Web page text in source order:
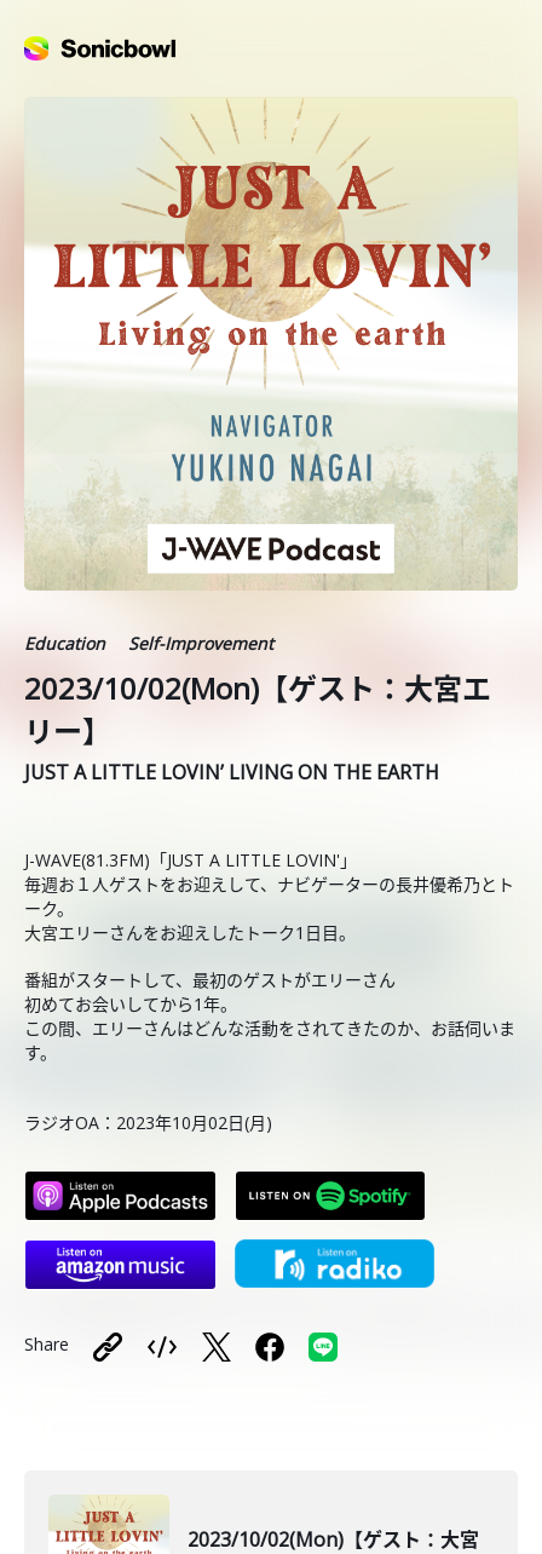
Education Self-Improvement
2023/10/02(Mon)【ゲスト：大宮エ
リー】
JUST A LITTLE LOVIN’ LIVING ON THE EARTH
J-WAVE(81.3FM)「JUST A LITTLE LOVIN'」
毎週お１人ゲストをお迎えして、ナビゲーターの長井優希乃とト
ーク。
大宮エリーさんをお迎えしたトーク1日目。
番組がスタートして、最初のゲストがエリーさん
初めてお会いしてから1年。
この間、エリーさんはどんな活動をされてきたのか、お話伺いま
す。
ラジオOA：2023年10月02日(月)
Share
2023/10/02(Mon)【ゲスト：大宮